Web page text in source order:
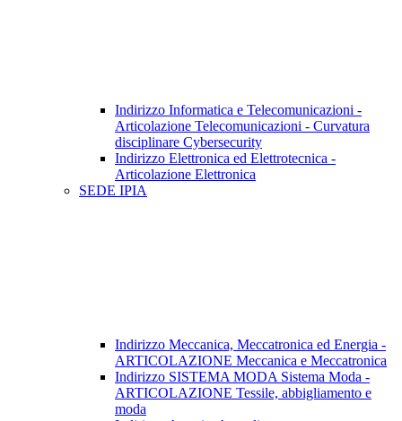
Indirizzo Informatica e Telecomunicazioni -
Articolazione Telecomunicazioni - Curvatura
disciplinare Cybersecurity
Indirizzo Elettronica ed Elettrotecnica -
Articolazione Elettronica
SEDE IPIA
Indirizzo Meccanica, Meccatronica ed Energia -
ARTICOLAZIONE Meccanica e Meccatronica
Indirizzo SISTEMA MODA Sistema Moda -
ARTICOLAZIONE Tessile, abbigliamento e
moda